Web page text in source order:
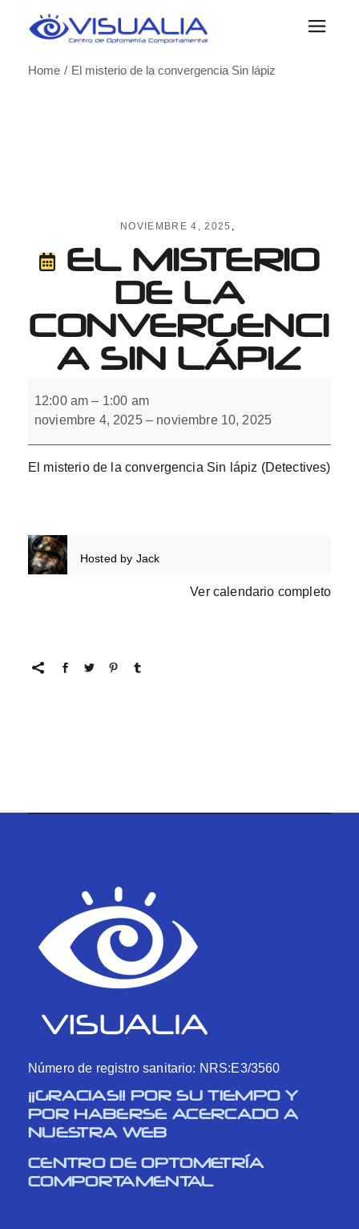
Home
El misterio de la convergencia Sin lápiz
NOVIEMBRE 4, 2025
EL MISTERIO
DE LA
CONVERGENCI
A SIN LÁPIZ
misterio
de
la
Sin
lápiz
12:00 am – 1:00 am
noviembre 4, 2025 – noviembre 10, 2025
El misterio de la convergencia Sin lápiz (Detectives)
Hosted by Jack
Ver calendario completo
Número de registro sanitario: NRS:E3/3560
¡¡GRACIAS!! POR SU TIEMPO Y
POR HABERSE ACERCADO A
NUESTRA WEB
CENTRO DE OPTOMETRÍA
COMPORTAMENTAL